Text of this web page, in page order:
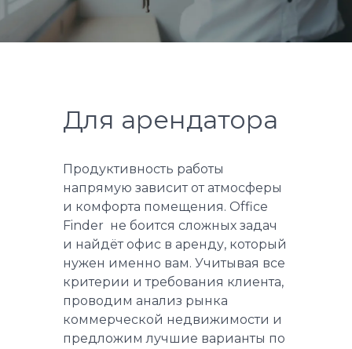
Для арендатора
Продуктивность работы
напрямую зависит от атмосферы
и комфорта помещения. Office
Finder не боится сложных задач
и найдёт офис в аренду, который
нужен именно вам. Учитывая все
критерии и требования клиента,
проводим анализ рынка
коммерческой недвижимости и
предложим лучшие варианты по